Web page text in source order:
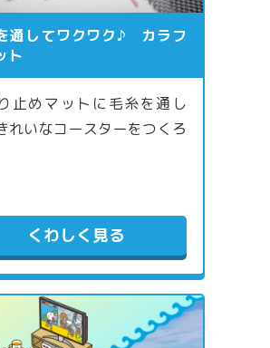
通してワクワク♪ カラフ
ト
止めマットに毛糸を通し
れいなコースターをつくろ
くわしく見る